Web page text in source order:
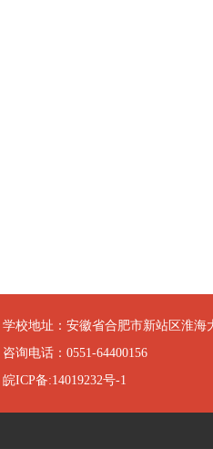
学校地址：安徽省合肥市新站区淮海
咨询电话：0551-64400156
皖ICP备:14019232号-1